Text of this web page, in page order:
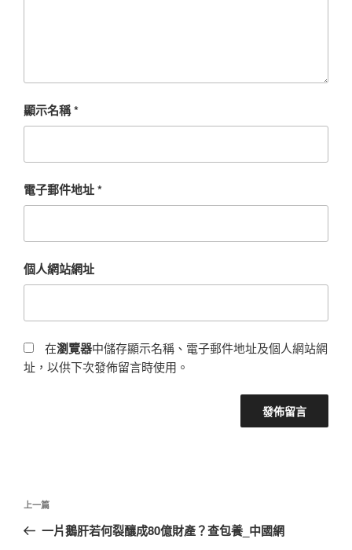
顯示名稱*
電子郵件地址*
個人網站網址
在瀏覽器中儲存顯示名稱、電子郵件地址及個人網站網
址，以供下次發佈留言時使用。
文
導
上
一
上一篇
一片鵝肝若何裂釀成80億財產？查包養_中國網